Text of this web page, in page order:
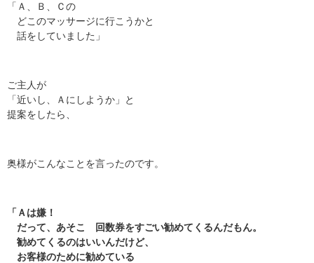
「Ａ、Ｂ、Ｃの
どこのマッサージに行こうかと
話をしていました」
ご主人が
「近いし、Ａにしようか」と
提案をしたら、
奥様がこんなことを言ったのです。
「Ａは嫌！
だって、あそこ 回数券をすごい勧めてくるんだもん。
勧めてくるのはいいんだけど、
お客様のために勧めている